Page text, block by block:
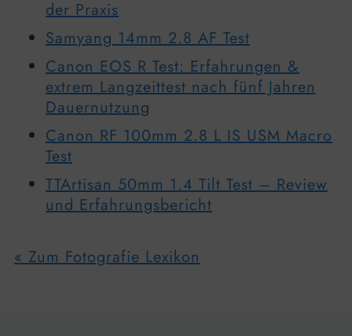
der Praxis
Samyang 14mm 2.8 AF Test
Canon EOS R Test: Erfahrungen &
extrem Langzeittest nach fünf Jahren
Dauernutzung
Canon RF 100mm 2.8 L IS USM Macro
Test
TTArtisan 50mm 1.4 Tilt Test – Review
und Erfahrungsbericht
« Zum Fotografie Lexikon